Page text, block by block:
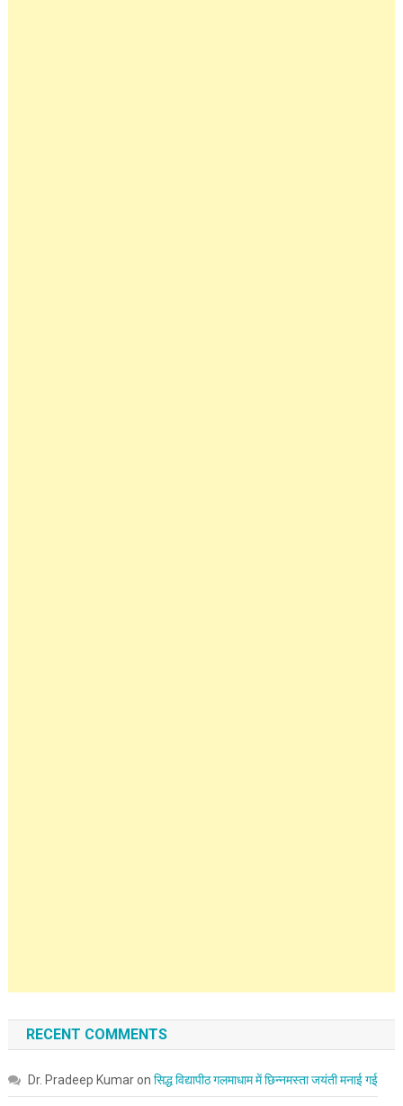
RECENT COMMENTS
Dr. Pradeep Kumaron सिद्ध विद्यापीठ गलमाधाम में छिन्नमस्ता जयंती मनाई गई